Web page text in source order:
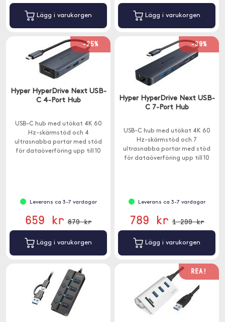
Lägg i varukorgen Lägg i varukorgen
-25%
Hyper HyperDrive Next USB-
C 4-Port Hub
USB-C hub med utökat 4K 60
Hz-skärmstöd och 4
ultrasnabba portar med stöd
för dataöverföring upp till 10
Leverans ca 3-7 vardagar
659 kr 879 kr
Lägg i varukorgen
-39%
Hyper HyperDrive Next USB-
C 7-Port Hub
USB-C hub med utökat 4K 60
Hz-skärmstöd och 7
ultrasnabba portar med stöd
för dataöverföring upp till 10
Leverans ca 3-7 vardagar
789 kr 1 299 kr
Lägg i varukorgen
REA!